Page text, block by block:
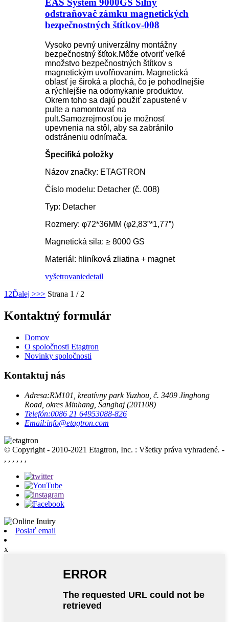
EAS System 9000GS Silný
odstraňovač zámku magnetických
bezpečnostných štítkov-008
Vysoko pevný univerzálny montážny
bezpečnostný štítok.Môže otvoriť veľké
množstvo bezpečnostných štítkov s
magnetickým uvoľňovaním. Magnetická
oblasť je široká a plochá, čo je pohodlnejšie
a rýchlejšie na odomykanie produktov.
Okrem toho sa dajú použiť zapustené v
pulte a namontovať na
pult.Samozrejmosťou je možnosť
upevnenia na stôl, aby sa zabránilo
odstráneniu odnímača.
Špecifiká položky
Názov značky: ETAGTRON
Číslo modelu: Detacher (č. 008)
Typ: Detacher
Rozmery: φ72*36MM (φ2,83”*1,77”)
Magnetická sila: ≥ 8000 GS
Materiál: hliníková zliatina + magnet
vyšetrovaniedetail
1 2Ďalej >>> Strana 1 / 2
Kontaktný formulár
Domov
O spoločnosti Etagtron
Novinky spoločnosti
Kontaktuj nás
Adresa:RM101, kreatívny park Yuzhou, č. 3409 Jinghong
Road, okres Minhang, Šanghaj (201108)
Telefón:0086 21 64953088-826
Email:info@etagtron.com
© Copyright - 2010-2021 Etagtron, Inc. : Všetky práva vyhradené. -
, , , , , ,
Poslať email
x